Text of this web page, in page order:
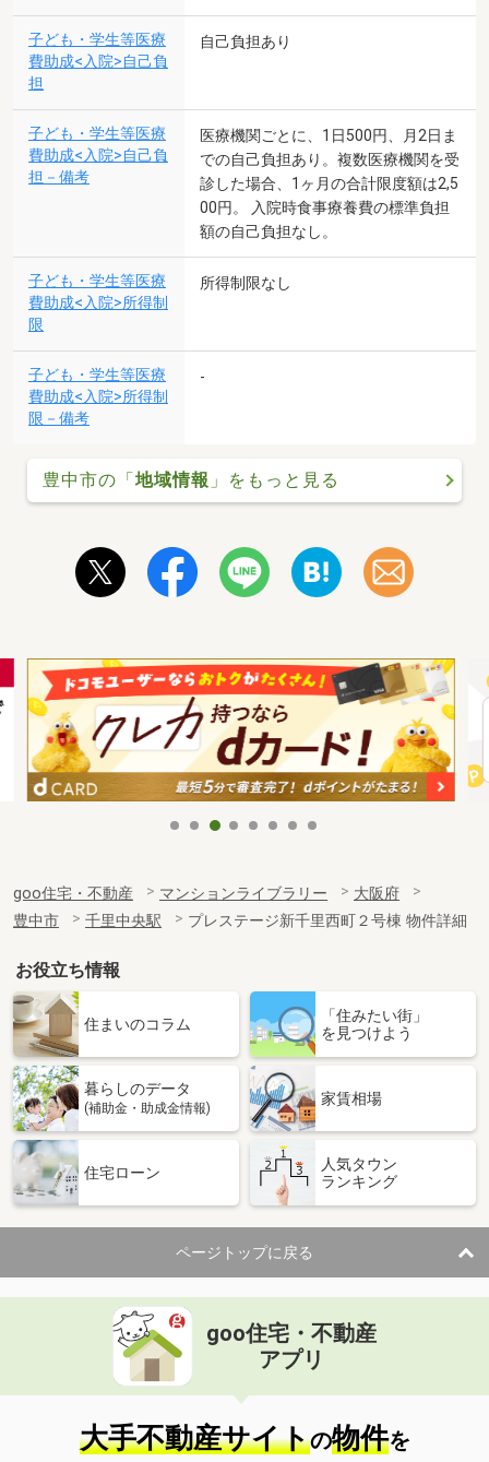
子ども・学生等医療
費助成<入院>自己負
担
自己負担あり
子ども・学生等医療
費助成<入院>自己負
担－備考
医療機関ごとに、1日500円、月2日ま
での自己負担あり。複数医療機関を受
診した場合、1ヶ月の合計限度額は2,5
00円。 入院時食事療養費の標準負担
額の自己負担なし。
子ども・学生等医療
費助成<入院>所得制
限
所得制限なし
子ども・学生等医療
費助成<入院>所得制
限－備考
-
豊中市の「 地域情報 」をもっと見る
goo住宅・不動産 マンションライブラリー
大阪府
豊中市
千里中央駅 プレステージ新千里西町２号棟 物件詳細
お役立ち情報
住まいのコラム
「住みたい街」
を見つけよう
暮らしのデータ
(補助金・助成金情報)
家賃相場
住宅ローン
人気タウン
ランキング
ページトップに戻る
goo住宅・不動産
アプリ
大手不動産サイトの物件を